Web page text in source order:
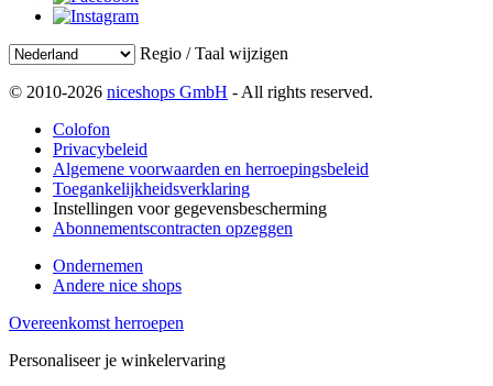
Regio / Taal wijzigen
© 2010-2026 niceshops GmbH - All rights reserved.
Colofon
Privacybeleid
Algemene voorwaarden en herroepingsbeleid
Toegankelijkheidsverklaring
Instellingen voor gegevensbescherming
Abonnementscontracten opzeggen
Ondernemen
Andere nice shops
Overeenkomst herroepen
Personaliseer je winkelervaring